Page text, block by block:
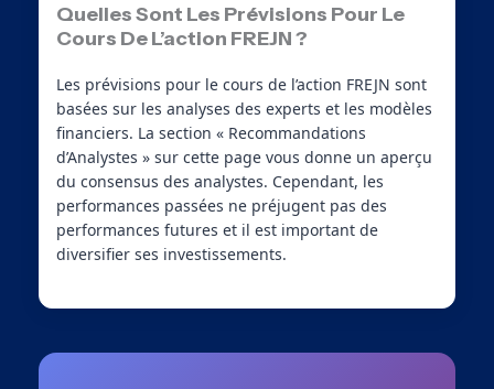
Quelles Sont Les Prévisions Pour Le
Cours De L’action FREJN ?
Les prévisions pour le cours de l’action FREJN sont
basées sur les analyses des experts et les modèles
financiers. La section « Recommandations
d’Analystes » sur cette page vous donne un aperçu
du consensus des analystes. Cependant, les
performances passées ne préjugent pas des
performances futures et il est important de
diversifier ses investissements.